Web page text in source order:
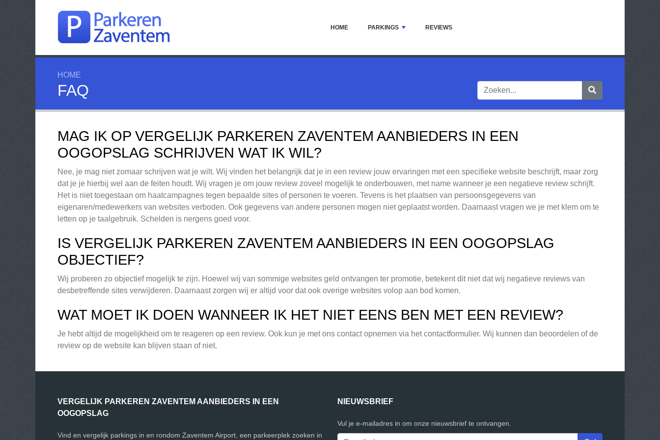
HOME PARKINGS REVIEWS
HOME
FAQ
MAG IK OP VERGELIJK PARKEREN ZAVENTEM AANBIEDERS IN EEN
OOGOPSLAG SCHRIJVEN WAT IK WIL?
Nee, je mag niet zomaar schrijven wat je wilt. Wij vinden het belangrijk dat je in een review jouw ervaringen met een specifieke website beschrijft, maar zorg
dat je je hierbij wel aan de feiten houdt. Wij vragen je om jouw review zoveel mogelijk te onderbouwen, met name wanneer je een negatieve review schrijft.
Het is niet toegestaan om haatcampagnes tegen bepaalde sites of personen te voeren. Tevens is het plaatsen van persoonsgegevens van
eigenaren/medewerkers van websites verboden. Ook gegevens van andere personen mogen niet geplaatst worden. Daarnaast vragen we je met klem om te
letten op je taalgebruik. Schelden is nergens goed voor.
IS VERGELIJK PARKEREN ZAVENTEM AANBIEDERS IN EEN OOGOPSLAG
OBJECTIEF?
Wij proberen zo objectief mogelijk te zijn. Hoewel wij van sommige websites geld ontvangen ter promotie, betekent dit niet dat wij negatieve reviews van
desbetreffende sites verwijderen. Daarnaast zorgen wij er altijd voor dat ook overige websites volop aan bod komen.
WAT MOET IK DOEN WANNEER IK HET NIET EENS BEN MET EEN REVIEW?
Je hebt altijd de mogelijkheid om te reageren op een review. Ook kun je met ons contact opnemen via het contactformulier. Wij kunnen dan beoordelen of de
review op de website kan blijven staan of niet.
VERGELIJK PARKEREN ZAVENTEM AANBIEDERS IN EEN
OOGOPSLAG
Vind en vergelijk parkings in en rondom Zaventem Airport, een parkeerplek zoeken in
NIEUWSBRIEF
Vul je e-mailadres in om onze nieuwsbrief te ontvangen.